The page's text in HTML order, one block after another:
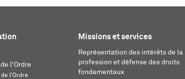
l'Ordre
l'Ordre
Missions et services
Représentation des intérêts de la
profession et défense des droits
fondamentaux